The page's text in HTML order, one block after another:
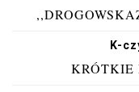
K-
KRÓTKIE